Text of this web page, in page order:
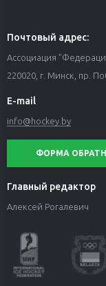
Почтовый адрес:
Ассоциация
220020, г. Минск, пр.
E-mail
info@hockey.by
ФОРМА
Главный редактор
Алексей Рогалевич